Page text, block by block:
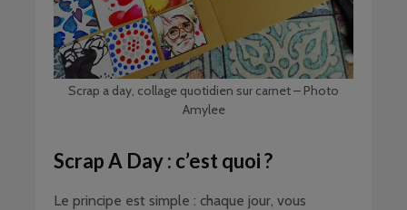
Scrap a day, collage quotidien sur carnet – Photo
Amylee
Scrap A Day : c’est quoi ?
Le principe est simple : chaque jour, vous